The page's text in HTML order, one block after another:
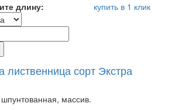
длину: купить в 1 клик
лиственница сорт Экстра
массив.